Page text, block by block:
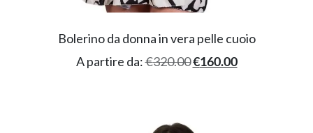
Bolerino da donna in vera pelle cuoio
A partire da:€320.00€160.00